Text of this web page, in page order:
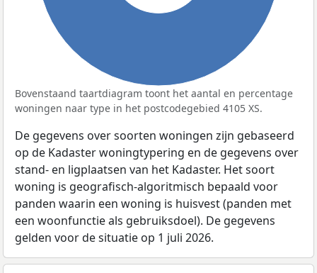
Bovenstaand taartdiagram toont het aantal en percentage
woningen naar type in het postcodegebied 4105 XS.
De gegevens over soorten woningen zijn gebaseerd
op de Kadaster woningtypering en de gegevens over
stand- en ligplaatsen van het Kadaster. Het soort
woning is geografisch-algoritmisch bepaald voor
panden waarin een woning is huisvest (panden met
een woonfunctie als gebruiksdoel). De gegevens
gelden voor de situatie op 1 juli 2026.